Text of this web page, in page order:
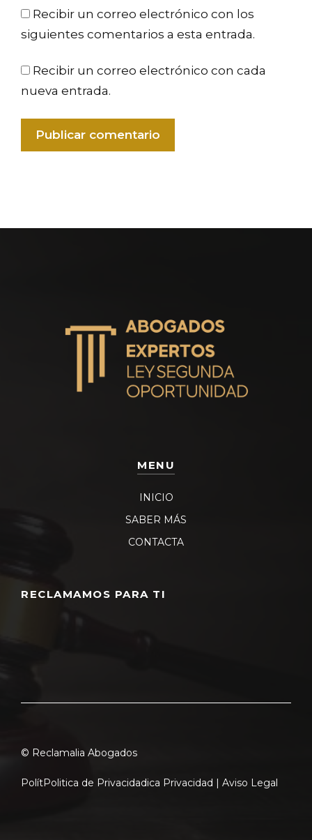
Recibir un correo electrónico con los
siguientes comentarios a esta entrada.
Recibir un correo electrónico con cada
nueva entrada.
MENU
INICIO
SABER MÁS
CONTACTA
RECLAMAMOS PARA TI
© Reclamalia Abogados
PolítPolitica de Privacidadica Privacidad | Aviso Legal